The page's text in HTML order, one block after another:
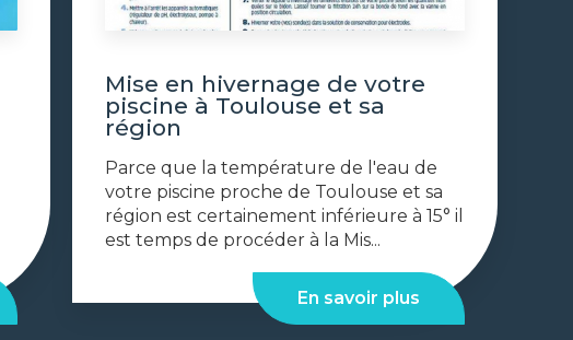
Mise en hivernage de votre
piscine à Toulouse et sa
région
Parce que la température de l'eau de
votre piscine proche de Toulouse et sa
région est certainement inférieure à 15° il
est temps de procéder à la Mis...
En savoir plus